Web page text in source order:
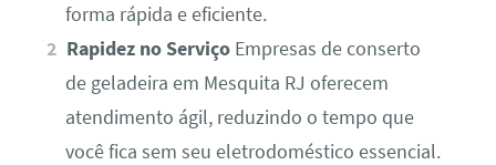
forma rápida e eficiente.
Rapidez no Serviço Empresas de conserto
de geladeira em Mesquita RJ oferecem
atendimento ágil, reduzindo o tempo que
você fica sem seu eletrodoméstico essencial.